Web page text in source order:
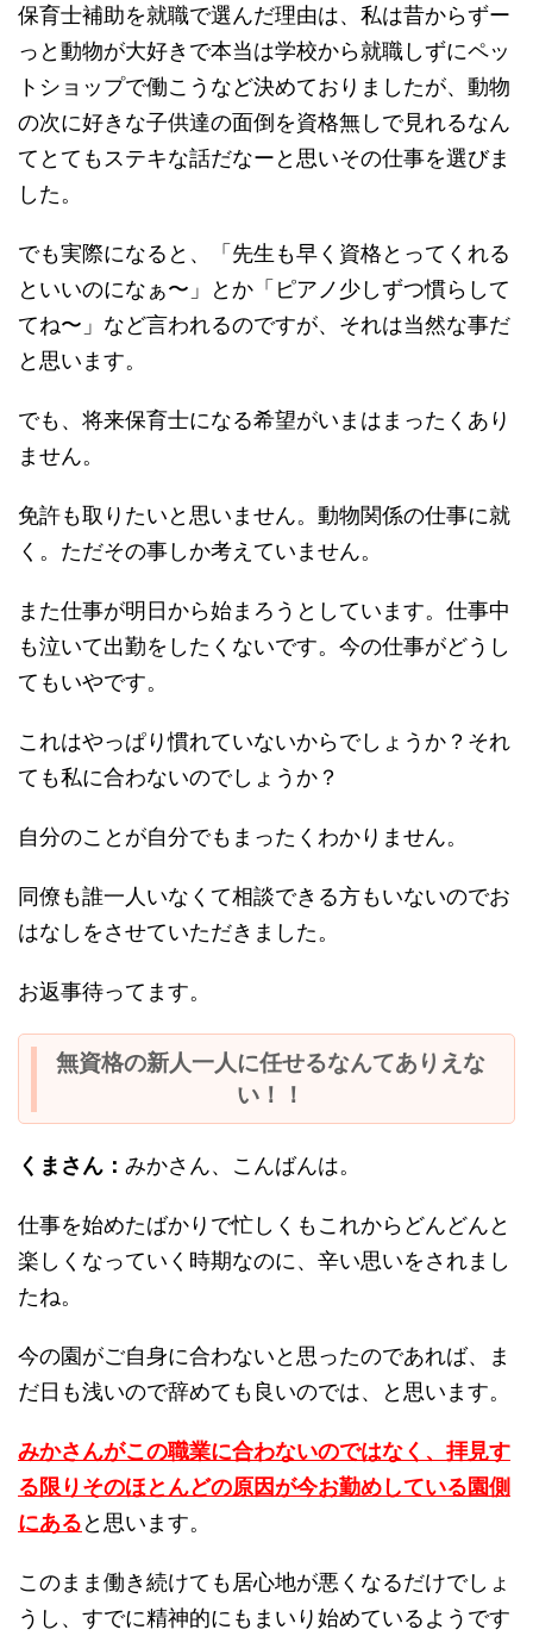
保育士補助を就職で選んだ理由は、私は昔からずー
っと動物が大好きで本当は学校から就職しずにペッ
トショップで働こうなど決めておりましたが、動物
の次に好きな子供達の面倒を資格無しで見れるなん
てとてもステキな話だなーと思いその仕事を選びま
した。
でも実際になると、「先生も早く資格とってくれる
といいのになぁ〜」とか「ピアノ少しずつ慣らして
てね〜」など言われるのですが、それは当然な事だ
と思います。
でも、将来保育士になる希望がいまはまったくあり
ません。
免許も取りたいと思いません。動物関係の仕事に就
く。ただその事しか考えていません。
また仕事が明日から始まろうとしています。仕事中
も泣いて出勤をしたくないです。今の仕事がどうし
てもいやです。
これはやっぱり慣れていないからでしょうか？それ
ても私に合わないのでしょうか？
自分のことが自分でもまったくわかりません。
同僚も誰一人いなくて相談できる方もいないのでお
はなしをさせていただきました。
お返事待ってます。
無資格の新人一人に任せるなんてありえな
い！！
くまさん： みかさん、こんばんは。
仕事を始めたばかりで忙しくもこれからどんどんと
楽しくなっていく時期なのに、辛い思いをされまし
たね。
今の園がご自身に合わないと思ったのであれば、ま
だ日も浅いので辞めても良いのでは、と思います。
みかさんがこの職業に合わないのではなく、拝見す
る限りそのほとんどの原因が今お勤めしている園側
にあると思います。
このまま働き続けても居心地が悪くなるだけでしょ
うし、すでに精神的にもまいり始めているようです